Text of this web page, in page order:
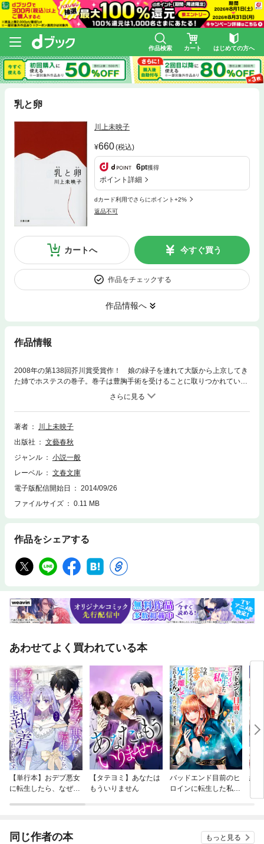
作品検索 カート はじめての方へ
乳と卵
川上未映子
660(税込)
6pt獲得
ポイント詳細
dカード利用でさらにポイント+2%
返品不可
カートへ 今すぐ買う
作品をチェックする
作品情報へ
作品情報
2008年の第138回芥川賞受賞作！ 娘の緑子を連れて大阪から上京してき
た姉でホステスの巻子。巻子は豊胸手術を受けることに取りつかれてい
る。緑子は言葉を発することを拒否し、ノートに言葉を書き連ねる。夏の
三日間に展開される哀切なドラマは、身体と言葉の狂おしい交錯としての
表現を極める。日本文学の風景を一夜にして変えてしまった傑作。
著者
川上未映子
出版社
文藝春秋
ジャンル
小説一般
レーベル
文春文庫
電子版配信開始日
2014/09/26
ファイルサイズ
0.11 MB
作品をシェアする
あわせてよく買われている本
【単行本】おデブ悪女
に転生したら、なぜか
【タテヨミ】あなたは
もういりません
バッドエンド目前のヒ
ロインに転生した私、
結
同じ作者の本 もっと見る